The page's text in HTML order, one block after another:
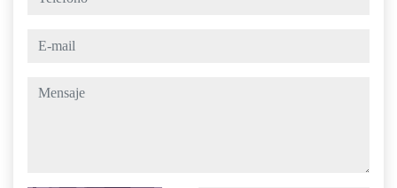
e-mail
mensaje